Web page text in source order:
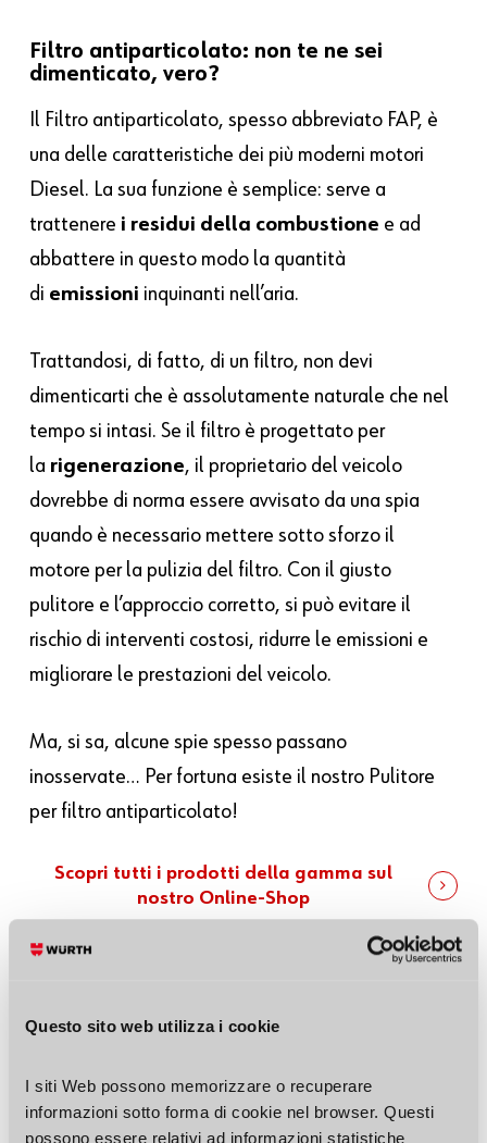
Questo sito web utilizza i cookie
I siti Web possono memorizzare o recuperare
informazioni sotto forma di cookie nel browser. Questi
possono essere relativi ad informazioni statistiche
Filtro antiparticolato: non te ne sei
dimenticato, vero?
Il Filtro antiparticolato, spesso abbreviato FAP, è
una delle caratteristiche dei più moderni motori
Diesel. La sua funzione è semplice: serve a
trattenere i residui della combustione e ad
abbattere in questo modo la quantità
di emissioni inquinanti nell’aria.
Trattandosi, di fatto, di un filtro, non devi
dimenticarti che è assolutamente naturale che nel
tempo si intasi. Se il filtro è progettato per
la rigenerazione, il proprietario del veicolo
dovrebbe di norma essere avvisato da una spia
quando è necessario mettere sotto sforzo il
motore per la pulizia del filtro. Con il giusto
pulitore e l’approccio corretto, si può evitare il
rischio di interventi costosi, ridurre le emissioni e
migliorare le prestazioni del veicolo.
Ma, si sa, alcune spie spesso passano
inosservate… Per fortuna esiste il nostro Pulitore
per filtro antiparticolato!
Scopri tutti i prodotti della gamma sul
nostro Online-Shop